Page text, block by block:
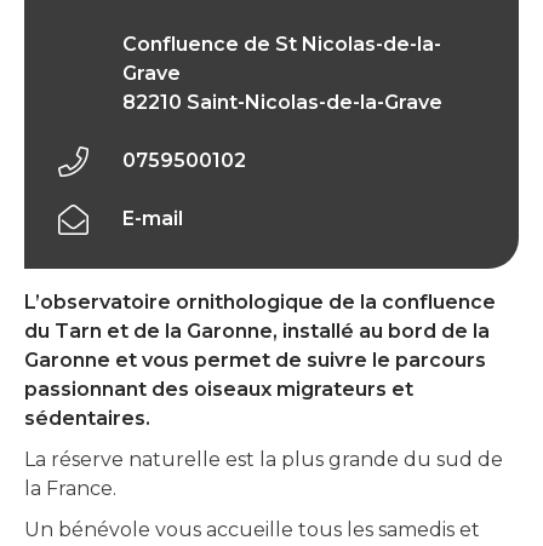
L’observatoire ornithologique de la confluence
du Tarn et de la Garonne, installé au bord de la
Garonne et vous permet de suivre le parcours
passionnant des oiseaux migrateurs et
sédentaires.
La réserve naturelle est la plus grande du sud de
la France.
Un bénévole vous accueille tous les samedis et
Confluence de St Nicolas-de-la-
Grave
82210 Saint-Nicolas-de-la-Grave
0759500102
E-mail